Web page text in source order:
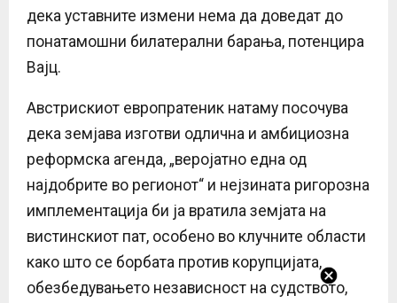
дека уставните измени нема да доведат до
понатамошни билатерални барања, потенцира
Вајц.
Австрискиот европратеник натаму посочува
дека земјава изготви одлична и амбициозна
реформска агенда, „веројатно една од
најдобрите во регионот“ и нејзината ригорозна
имплементација би ја вратила земјата на
вистинскиот пат, особено во клучните области
како што се борбата против корупцијата,
обезбедувањето независност на судството,